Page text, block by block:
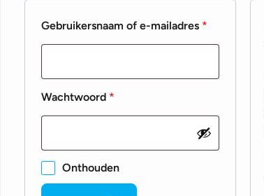
Gebruikersnaam of e-mailadres *
Wachtwoord *
Onthouden